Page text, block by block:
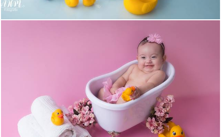
589 12